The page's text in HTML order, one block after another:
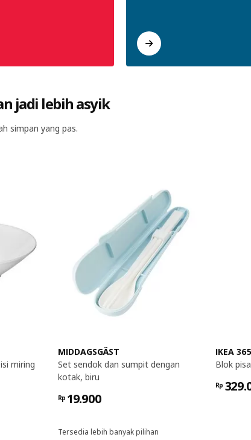
jadi lebih asyik
simpan yang pas.
miring
MIDDAGSGÄST
Set sendok dan sumpit dengan
kotak, biru
Rp 19.900
Tersedia lebih banyak pilihan
IKEA
Blok
Rp